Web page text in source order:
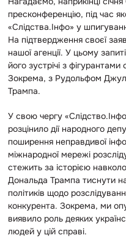
пресконференцію, під час
«Слідства.Інфо» у
На підтвердження своєї
нашої агенції. У цьому
його зустрічі з
Зокрема, з Рудольфом
Трампа.
У свою чергу
розцінило дії народного
поширення неправдивої
міжнародної мережі
стежить за історією
Дональда Трампа тиснути
політиків щодо
конкурента. Зокрема, ми
виявило роль деяких
людей у цій справі.